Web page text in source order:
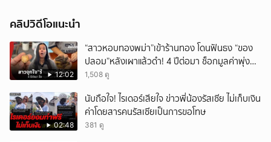
คลิปวิดีโอแนะนำ
12:02
“สาวหอบทองพม่า”เข้าร้านทอง โดนฟันธง “ของ
ปลอม”หลังเผาแล้วดำ! 4 ปีต่อมา ช็อกมูลค่าพุ่ง
มหาศาล!
1,508 ดู
02:48
นับถือใจ! ไรเดอร์เสียใจ ข่าวพี่น้องรัสเซีย ไม่เก็บเงิน
ค่าโดยสารคนรัสเซียเป็นการขอโทษ
381 ดู